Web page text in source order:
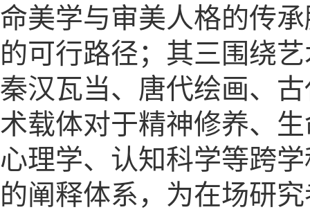
命美学与审美人格的传
的可行路径；其三围绕
秦汉瓦当、唐代绘画、
术载体对于精神修养、
心理学、认知科学等跨
的阐释体系，为在场研